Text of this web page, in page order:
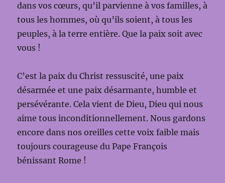
dans vos cœurs, qu’il parvienne à vos familles, à
tous les hommes, où qu’ils soient, à tous les
peuples, à la terre entière. Que la paix soit avec
vous !
C’est la paix du Christ ressuscité, une paix
désarmée et une paix désarmante, humble et
persévérante. Cela vient de Dieu, Dieu qui nous
aime tous inconditionnellement. Nous gardons
encore dans nos oreilles cette voix faible mais
toujours courageuse du Pape François
bénissant Rome !